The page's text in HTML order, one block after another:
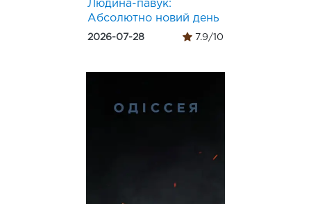
Людина-павук:
Абсолютно новий день
2026-07-28 7.9/10